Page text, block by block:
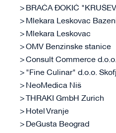
BRAĆA ĐOKIĆ
Mlekara Leskovac
Mlekara Leskovac
OMV Benzinske stanice
Consult Commerce
"Fine Culinar" d.o.o.
NeoMedica Niš
THRAKI GmbH Zurich
Hotel Vranje
DeGusta Beograd